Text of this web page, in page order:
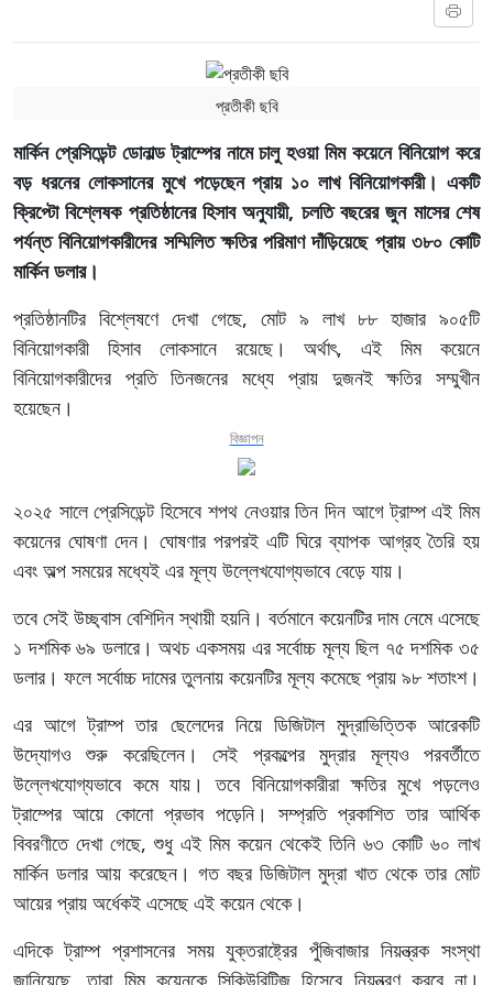
প্রতীকী ছবি
মার্কিন প্রেসিডেন্ট ডোনাল্ড ট্রাম্পের নামে চালু হওয়া মিম কয়েনে বিনিয়োগ করে
বড় ধরনের লোকসানের মুখে পড়েছেন প্রায় ১০ লাখ বিনিয়োগকারী। একটি
ক্রিপ্টো বিশ্লেষক প্রতিষ্ঠানের হিসাব অনুযায়ী, চলতি বছরের জুন মাসের শেষ
পর্যন্ত বিনিয়োগকারীদের সম্মিলিত ক্ষতির পরিমাণ দাঁড়িয়েছে প্রায় ৩৮০ কোটি
মার্কিন ডলার।
প্রতিষ্ঠানটির বিশ্লেষণে দেখা গেছে, মোট ৯ লাখ ৮৮ হাজার ৯০৫টি
বিনিয়োগকারী হিসাব লোকসানে রয়েছে। অর্থাৎ, এই মিম কয়েনে
বিনিয়োগকারীদের প্রতি তিনজনের মধ্যে প্রায় দুজনই ক্ষতির সম্মুখীন
হয়েছেন।
বিজ্ঞাপন
২০২৫ সালে প্রেসিডেন্ট হিসেবে শপথ নেওয়ার তিন দিন আগে ট্রাম্প এই মিম
কয়েনের ঘোষণা দেন। ঘোষণার পরপরই এটি ঘিরে ব্যাপক আগ্রহ তৈরি হয়
এবং অল্প সময়ের মধ্যেই এর মূল্য উল্লেখযোগ্যভাবে বেড়ে যায়।
তবে সেই উচ্ছ্বাস বেশিদিন স্থায়ী হয়নি। বর্তমানে কয়েনটির দাম নেমে এসেছে
১ দশমিক ৬৯ ডলারে। অথচ একসময় এর সর্বোচ্চ মূল্য ছিল ৭৫ দশমিক ৩৫
ডলার। ফলে সর্বোচ্চ দামের তুলনায় কয়েনটির মূল্য কমেছে প্রায় ৯৮ শতাংশ।
এর আগে ট্রাম্প তার ছেলেদের নিয়ে ডিজিটাল মুদ্রাভিত্তিক আরেকটি
উদ্যোগও শুরু করেছিলেন। সেই প্রকল্পের মুদ্রার মূল্যও পরবর্তীতে
উল্লেখযোগ্যভাবে কমে যায়। তবে বিনিয়োগকারীরা ক্ষতির মুখে পড়লেও
ট্রাম্পের আয়ে কোনো প্রভাব পড়েনি। সম্প্রতি প্রকাশিত তার আর্থিক
বিবরণীতে দেখা গেছে, শুধু এই মিম কয়েন থেকেই তিনি ৬৩ কোটি ৬০ লাখ
মার্কিন ডলার আয় করেছেন। গত বছর ডিজিটাল মুদ্রা খাত থেকে তার মোট
আয়ের প্রায় অর্ধেকই এসেছে এই কয়েন থেকে।
এদিকে ট্রাম্প প্রশাসনের সময় যুক্তরাষ্ট্রের পুঁজিবাজার নিয়ন্ত্রক সংস্থা